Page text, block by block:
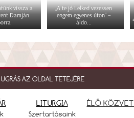
vissza a
Damján
„A te jó Lelked vezessen
engem egyenes úton” –
áldo...
UGRÁS AZ OLDAL TETEJÉRE
LITURGIA
Szertartásaink
ÉLŐ